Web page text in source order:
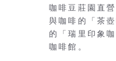
咖啡豆莊園直
與咖啡的「茶
的「瑞里印象
咖啡館。